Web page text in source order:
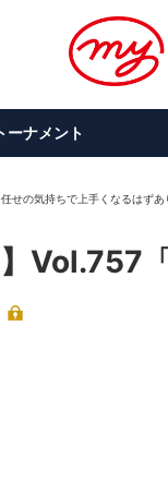
ーナメント
せの気持ちで上手くなるはずあ
Vol.757